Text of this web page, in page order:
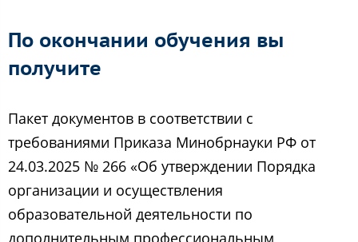
По окончании обучения вы
получите
Пакет документов в соответствии с
требованиями Приказа Минобрнауки РФ от
24.03.2025 № 266 «Об утверждении Порядка
организации и осуществления
образовательной деятельности по
дополнительным профессиональным